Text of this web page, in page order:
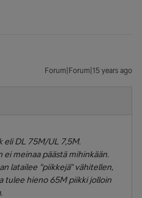
Forum|Forum|15 years ago
eli DL 75M/UL 7,5M.
ei meinaa päästä mihinkään.
latailee "piikkejä" vähitellen,
tulee hieno 65M piikki jolloin